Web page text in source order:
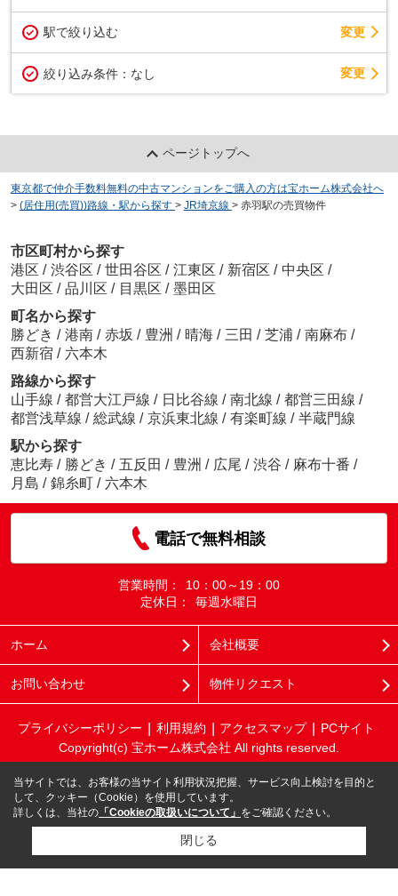
駅で絞り込む 変更
絞り込み条件： なし 変更
ページトップへ
東京都で仲介手数料無料の中古マンションをご購入の方は宝ホーム株式会社へ
> (居住用(売買))路線・駅から探す > JR埼京線 > 赤羽駅の売買物件
市区町村から探す
港区 / 渋谷区 / 世田谷区 / 江東区 / 新宿区 / 中央区 /
大田区 / 品川区 / 目黒区 / 墨田区
町名から探す
勝どき / 港南 / 赤坂 / 豊洲 / 晴海 / 三田 / 芝浦 / 南麻布 /
西新宿 / 六本木
路線から探す
山手線 / 都営大江戸線 / 日比谷線 / 南北線 / 都営三田線 /
都営浅草線 / 総武線 / 京浜東北線 / 有楽町線 / 半蔵門線
駅から探す
恵比寿 / 勝どき / 五反田 / 豊洲 / 広尾 / 渋谷 / 麻布十番 /
月島 / 錦糸町 / 六本木
電話で無料相談
営業時間：
10：00～19：00
定休日：
毎週水曜日
ホーム 会社概要
お問い合わせ 物件リクエスト
プライバシーポリシー 利用規約 アクセスマップ
PCサイト
Copyright(c) 宝ホーム株式会社 All rights reserved.
当サイトでは、お客様の当サイト利用状況把握、サービス向上検討を目的と
して、クッキー（Cookie）を使用しています。
詳しくは、当社の 「Cookieの取扱いについて」 をご確認ください。
閉じる